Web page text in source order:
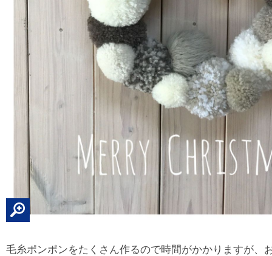
毛糸ポンポンをたくさん作るので時間がかかりますが、